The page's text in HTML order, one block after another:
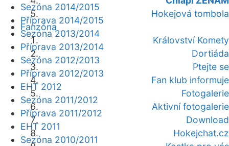
Hokejová tombola
Fanzóna
Království Komety
Dortiáda
Ptejte se
Fan klub informuje
Fotogalerie
Aktivní fotogalerie
Download
Hokejchat.cz
Sezóna 2014/2015
Příprava 2014/2015
Sezóna 2013/2014
Příprava 2013/2014
Sezóna 2012/2013
Příprava 2012/2013
EHT 2012
Sezóna 2011/2012
Příprava 2011/2012
EHT 2011
Sezóna 2010/2011